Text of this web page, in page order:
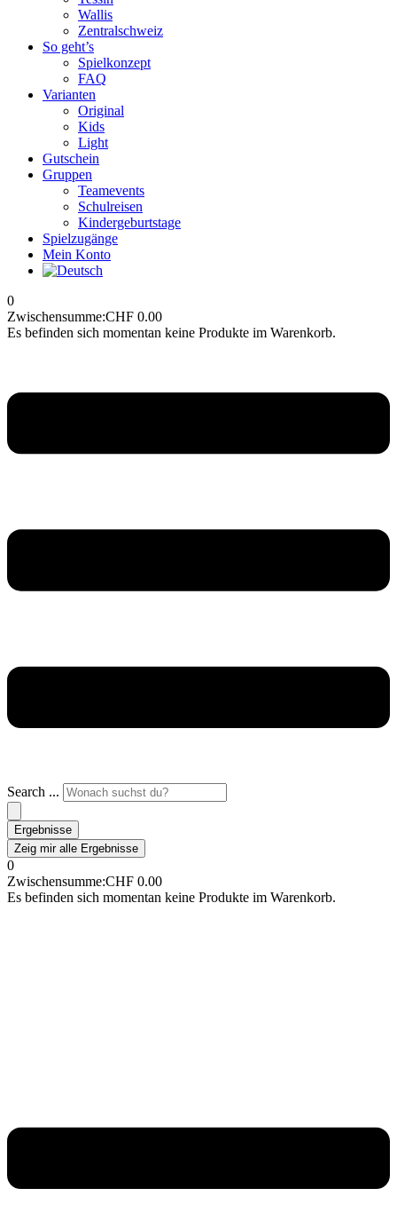
Wallis
Zentralschweiz
So geht’s
Spielkonzept
FAQ
Varianten
Original
Kids
Light
Gutschein
Gruppen
Teamevents
Schulreisen
Kindergeburtstage
Spielzugänge
Mein Konto
0
Zwischensumme:CHF 0.00
Es befinden sich momentan keine Produkte im Warenkorb.
Search ...
Ergebnisse
Zeig mir alle Ergebnisse
0
Zwischensumme:CHF 0.00
Es befinden sich momentan keine Produkte im Warenkorb.